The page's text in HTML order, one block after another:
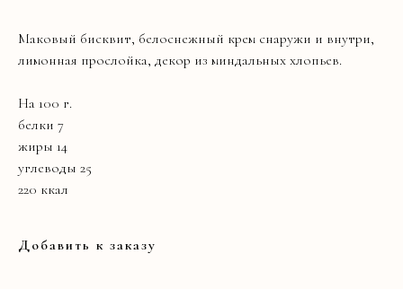
Маковый бисквит, белоснежный крем снаружи и внутри,
лимонная прослойка, декор из миндальных хлопьев.
На 100 г.
белки 7
жиры 14
углеводы 25
220 ккал
Добавить к заказу